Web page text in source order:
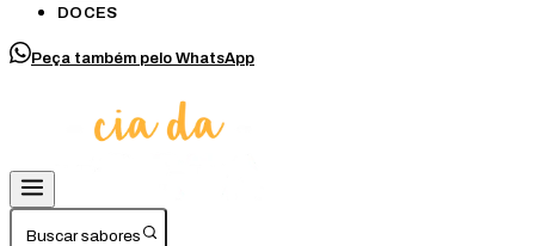
DOCES
Peça também pelo WhatsApp
Buscar sabores